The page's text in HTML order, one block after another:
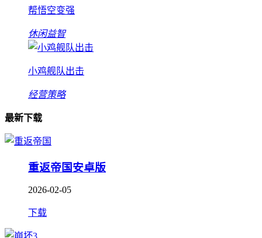
帮悟空变强
休闲益智
小鸡舰队出击
经营策略
最新下载
重返帝国安卓版
2026-02-05
下载